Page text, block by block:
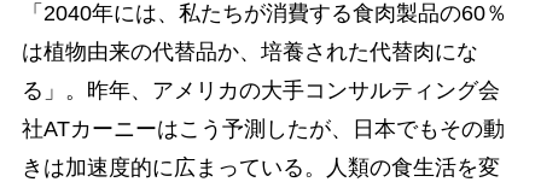
「2040年には、私たちが消費する食肉製品の60％
は植物由来の代替品か、培養された代替肉にな
る」。昨年、アメリカの大手コンサルティング会
社ATカーニーはこう予測したが、日本でもその動
きは加速度的に広まっている。人類の食生活を変